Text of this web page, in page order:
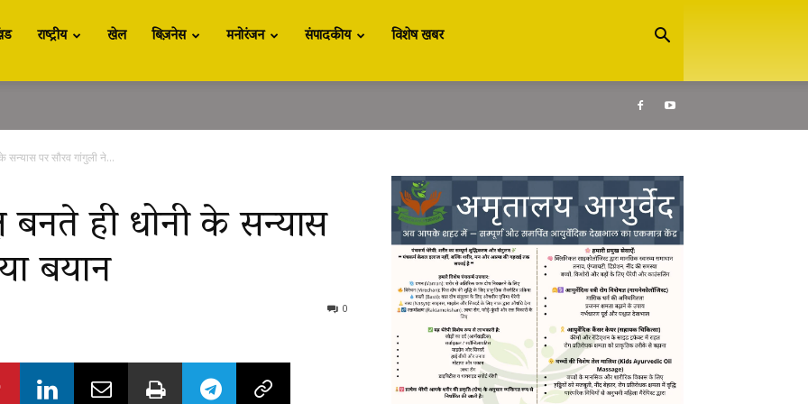
राष्ट्रीय खेल बिज़नेस मनोरंजन संपादकीय विशेष खबर
सन्यास पर सौरव गांगुली ने...
ही धोनी के सन्यास
बयान
0